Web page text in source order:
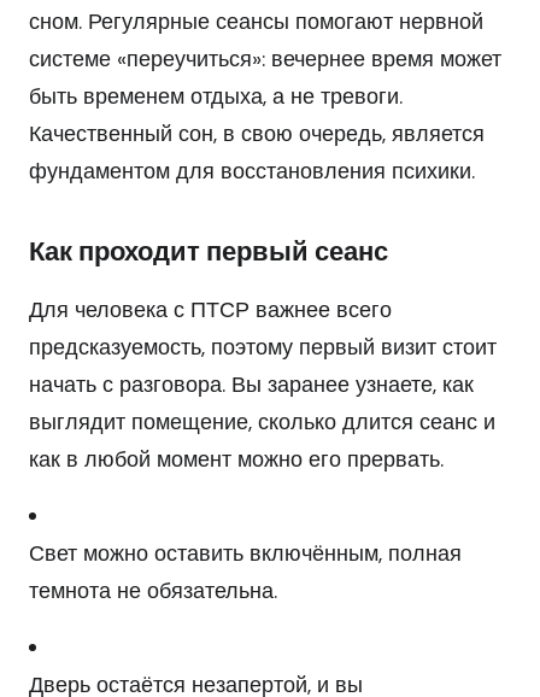
сном. Регулярные сеансы помогают нервной
системе «переучиться»: вечернее время может
быть временем отдыха, а не тревоги.
Качественный сон, в свою очередь, является
фундаментом для восстановления психики.
Как проходит первый сеанс
Для человека с ПТСР важнее всего
предсказуемость, поэтому первый визит стоит
начать с разговора. Вы заранее узнаете, как
выглядит помещение, сколько длится сеанс и
как в любой момент можно его прервать.
Свет можно оставить включённым, полная
темнота не обязательна.
Дверь остаётся незапертой, и вы